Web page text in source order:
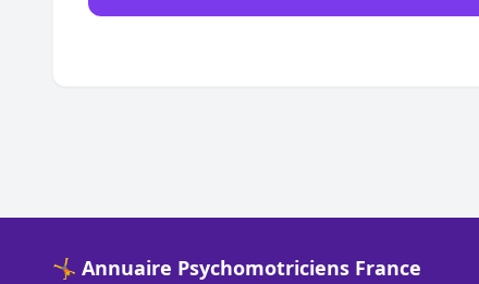
🤸 Annuaire Psychomotriciens France